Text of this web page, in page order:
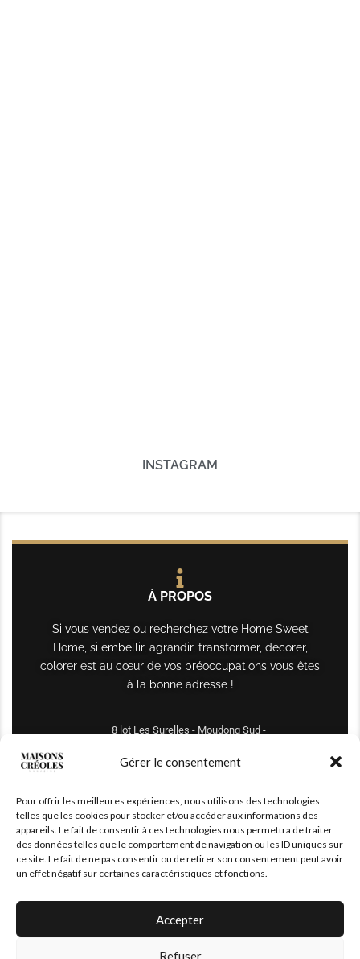
Gérer le consentement
Pour offrir les meilleures expériences, nous utilisons des technologies
telles que les cookies pour stocker et/ou accéder aux informations des
appareils. Le fait de consentir à ces technologies nous permettra de traiter
des données telles que le comportement de navigation ou les ID uniques sur
ce site. Le fait de ne pas consentir ou de retirer son consentement peut avoir
un effet négatif sur certaines caractéristiques et fonctions.
Accepter
Refuser
INSTAGRAM
À PROPOS
Si vous vendez ou recherchez votre Home Sweet
Home, si embellir, agrandir, transformer, décorer,
colorer est au cœur de vos préoccupations vous êtes
à la bonne adresse !
8 lot Les Surelles - Moudong Sud -
maisonscreoles.immo@gmail.com